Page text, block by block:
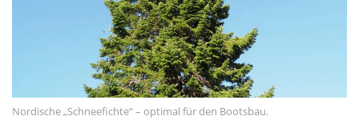
Registrieren
Anmelden
Eintrags-Feed
Nordische „Schneefichte“ – optimal für den Bootsbau.